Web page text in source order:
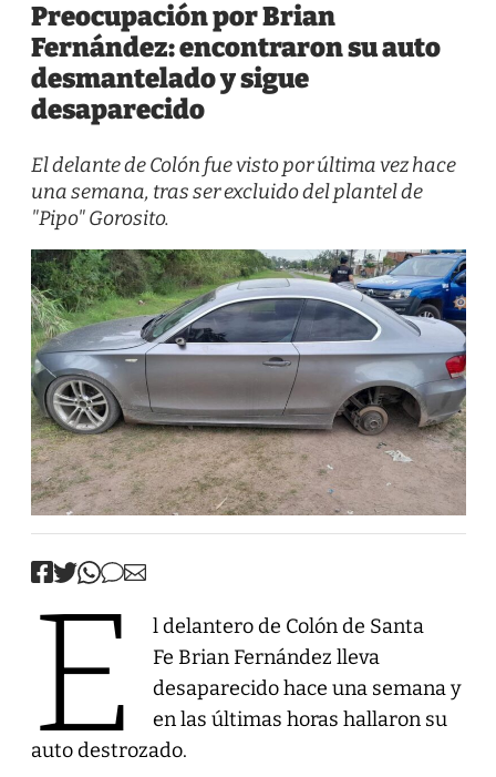
Preocupación por Brian
Fernández: encontraron su auto
desmantelado y sigue
desaparecido
El delante de Colón fue visto por última vez hace
una semana, tras ser excluido del plantel de
"Pipo" Gorosito.
E
l delantero de Colón de Santa
Fe Brian Fernández lleva
desaparecido hace una semana y
en las últimas horas hallaron su
auto destrozado.